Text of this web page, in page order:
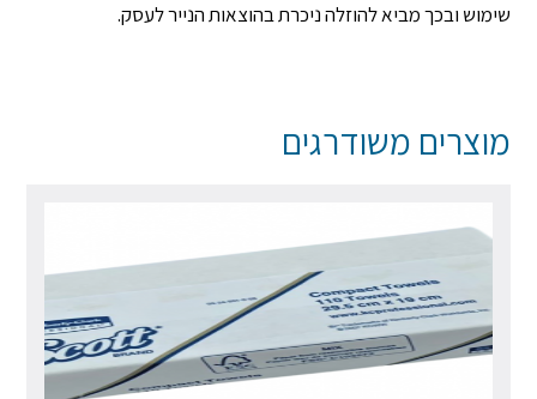
שימוש ובכך מביא להוזלה ניכרת בהוצאות הנייר לעסק.
מוצרים משודרגים